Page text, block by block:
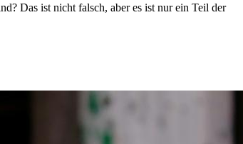
Das ist nicht falsch, aber es ist nur ein Teil der